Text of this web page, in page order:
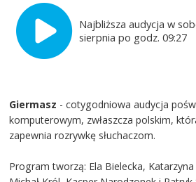
Najbliższa audycja w
sierpnia po godz. 09:27
Giermasz - cotygodniowa audycja
komputerowym, zwłaszcza polskim,
zapewnia rozrywkę słuchaczom.
Program tworzą: Ela Bielecka,